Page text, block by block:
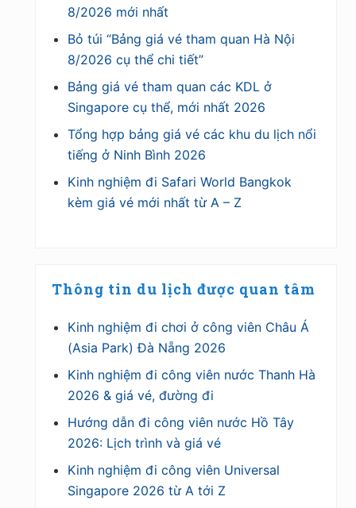
8/2026 mới nhất
Bỏ túi “Bảng giá vé tham quan Hà Nội
8/2026 cụ thể chi tiết”
Bảng giá vé tham quan các KDL ở
Singapore cụ thể, mới nhất 2026
Tổng hợp bảng giá vé các khu du lịch nổi
tiếng ở Ninh Bình 2026
Kinh nghiệm đi Safari World Bangkok
kèm giá vé mới nhất từ A – Z
Thông tin du lịch được quan tâm
Kinh nghiệm đi chơi ở công viên Châu Á
(Asia Park) Đà Nẵng 2026
Kinh nghiệm đi công viên nước Thanh Hà
2026 & giá vé, đường đi
Hướng dẫn đi công viên nước Hồ Tây
2026: Lịch trình và giá vé
Kinh nghiệm đi công viên Universal
Singapore 2026 từ A tới Z